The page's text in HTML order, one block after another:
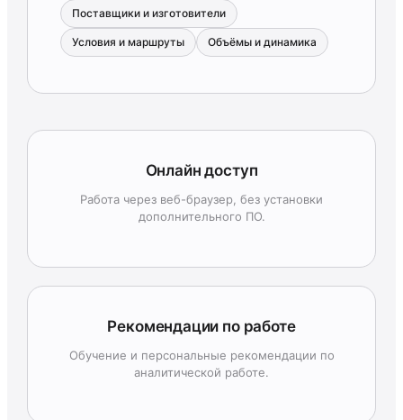
Поставщики и изготовители
Условия и маршруты Объёмы и динамика
Онлайн доступ
Работа через веб-браузер, без установки
дополнительного ПО.
Рекомендации по работе
Обучение и персональные рекомендации по
аналитической работе.